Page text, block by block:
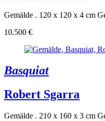
Gemälde . 120 x 120 x 4 cm
10.500 €
Basquiat
Robert Sgarra
Gemälde . 210 x 160 x 3 cm